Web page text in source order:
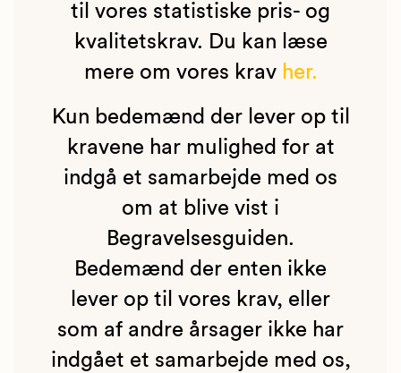
til vores statistiske pris- og
kvalitetskrav. Du kan læse
mere om vores krav her.
Kun bedemænd der lever op til
kravene har mulighed for at
indgå et samarbejde med os
om at blive vist i
Begravelsesguiden.
Bedemænd der enten ikke
lever op til vores krav, eller
som af andre årsager ikke har
indgået et samarbejde med os,